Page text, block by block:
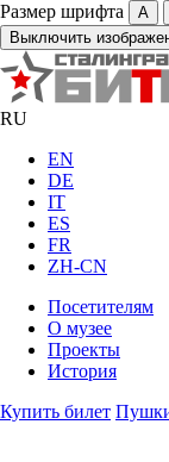
Размер шрифта А
Выключить
RU
EN
DE
IT
ES
FR
ZH-CN
Посетителям
О музее
Проекты
История
Купить билет